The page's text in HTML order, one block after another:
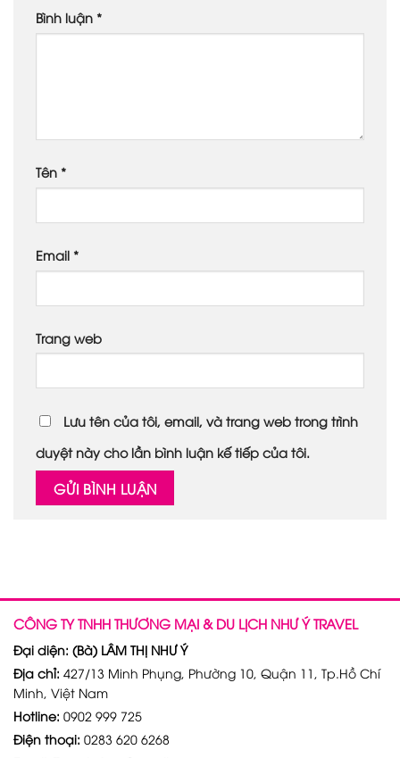
Bình luận *
Tên *
Email *
Trang web
Lưu tên của tôi, email, và trang web trong trình
duyệt này cho lần bình luận kế tiếp của tôi.
CÔNG TY TNHH THƯƠNG MẠI & DU LỊCH NHƯ Ý TRAVEL
Đại diện: (Bà) LÂM THỊ NHƯ Ý
Địa chỉ: 427/13 Minh Phụng, Phường 10, Quận 11, Tp.Hồ Chí
Minh, Việt Nam
Hotline: 0902 999 725
Điện thoại: 0283 620 6268